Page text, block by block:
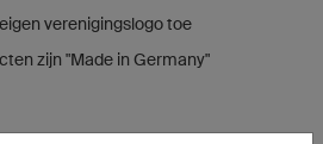
verenigingslogo toe
zijn "Made in Germany"